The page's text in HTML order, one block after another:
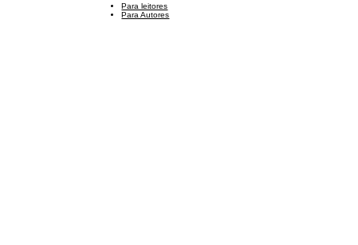
Para leitores
Para Autores